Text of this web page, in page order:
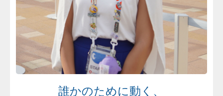
誰かのために動く、